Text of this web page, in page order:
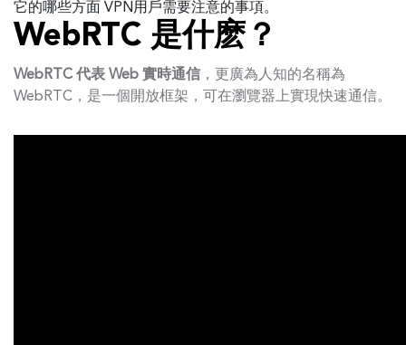
它的哪些方面 VPN用戶需要注意的事項。
WebRTC 是什麽？
WebRTC 代表 Web 實時通信 ，更廣為人知的名稱為
WebRTC，是一個開放框架，可在瀏覽器上實現快速通信。